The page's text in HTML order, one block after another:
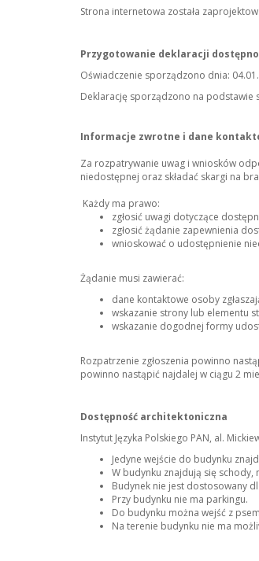
Strona internetowa została
Przygotowanie deklaracji
Oświadczenie sporządzono dnia:
Deklarację sporządzono na
Informacje zwrotne i dane
Za rozpatrywanie uwag i wniosków
niedostępnej oraz składać skargi na
Każdy ma prawo:
zgłosić uwagi dotyczące
zgłosić żądanie zapewnienia
wnioskować o udostępnienie
Żądanie musi zawierać:
dane kontaktowe osoby
wskazanie strony lub elementu
wskazanie dogodnej formy
Rozpatrzenie zgłoszenia powinno
powinno nastąpić najdalej w ciągu 2
Dostępność architektoniczna
Instytut Języka Polskiego PAN, al.
Jedyne wejście do budynku
W budynku znajdują się schody,
Budynek nie jest dostosowany
Przy budynku nie ma parkingu.
Do budynku można wejść z
Na terenie budynku nie ma